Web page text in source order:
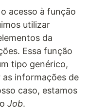
acesso à função
utilizar
da
Essa função
tipo genérico,
informações de
caso, estamos
Job.